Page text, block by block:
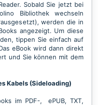
Sobald Sie jetzt bei
Bibliothek wechseln
werden die in
angezeigt. Um diese
tippen Sie einfach auf
eBook wird dann direkt
und Sie können mit dem
Kabels (Sideloading)
im PDF-, ePUB, TXT,